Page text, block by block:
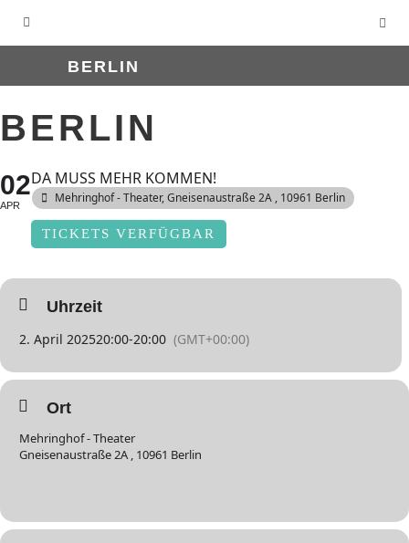
BERLIN
BERLIN
02
APR
DA MUSS MEHR KOMMEN!
Mehringhof - Theater, Gneisenaustraße 2A , 10961 Berlin
TICKETS VERFÜGBAR
Uhrzeit
2. April 202520:00-20:00 (GMT+00:00)
Ort
Mehringhof - Theater
Gneisenaustraße 2A , 10961 Berlin